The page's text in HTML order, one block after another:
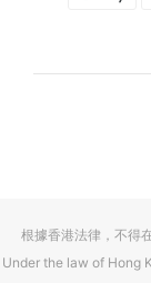
根據香港法律，不得
Under the law of Hong